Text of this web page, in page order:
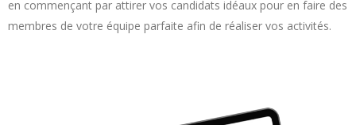
en commençant par attirer vos candidats idéaux pour en faire des
membres de votre équipe parfaite afin de réaliser vos activités.